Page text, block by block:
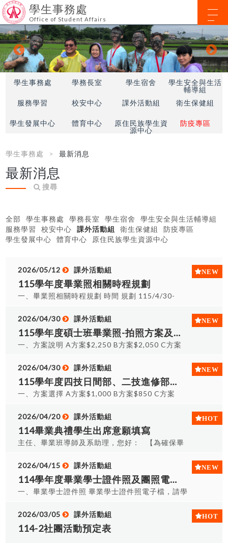
學生事務處
Office of Student Affairs
學生事務處 學務長室 學生宿舍
學生安全與生活
輔導組
服務學習
校安中心 課外活動組 衛生保健組
學生發展中心 體育中心
原住民族學生資
源中心
防疫專區
學生事務處 最新消息
最新消息
搜尋
全部 學生事務處 學務長室 學生宿舍
學生安全與生活輔導組
服務學習
校安中心 課外活動組 衛生保健組
防疫專區
學生發展中心
體育中心 原住民族學生資源中心
2026/05/12 課外活動組
115學年度畢業照相關時程規劃
一、畢業照相關時程規劃 時間 規劃 115/4/30-
115/5/29 假日收費時段: 115/5/16(六) 09:00-
16:00 115/5/17(日) 09:00-12:00 其餘假日時段 皆
無收取 費用收取（請各班先行代收費用，收齊後至
(碩)士個人照、團照拍攝（依實際調查增列拍攝時
程） 1.時間截止後將與廠商確認任服裝件數，若超
過時程填覆表單，無法及時與廠商加服裝件數，將
影響到該班級能否拍攝團照。 2.若費用無法於規定
聯繫課外活動組。 二、學(碩)士照相關費用-請參閱
課外活動組官網最新消息 學士照連結：
https://student.hust.edu.tw/act?
士照連結： https://student.hust.edu.tw/act?
type=detail&item=9&isEn=0&custom=24881
三、學士照方案調查請至Google試算表填寫，以利
後續規劃 1.碩士班：
https://docs.google.com/spreadsheets/d/
kI-HOeRZ7CAOMVxPB4--87pUWvFG4/edit?
usp=sharing 2.四技日間部：
2026/04/30 課外活動組
115學年度碩士班畢業照-拍照方案及費用說明
一、方案說明 A方案$2,250 B方案$2,050 C方案
人形象照 無 無 A方案$2,250畢業全餐$750+押金
$1,500：碩士服一套(租)、團體照、證件照、分組
小團照、個人形象照 B方案$2,050-單租碩士服
體照$50：碩士服一套(租)、團體照 C方案$1,900單
租碩士服$400+押金$1,500：碩士服一套(租) 二、
照片內容詳細說明 1、白底證件照：現場拍攝完即
挑片，拍三擇一精修，提供電子檔案及輸出精修後
及校內師長一起拍攝6張(正式照3張+生活照3張)，
提供電子檔案及洗出一張護貝紙本團體照。 3、分
組小團照(戶外)：僅提供電子檔案。 4、個人形象照
要依身高選擇尺寸) S號 160公分以下 肩寛相同 M號
170公分以下 L號 175公分以下 XL號 176公分以上
2L號 體重90公斤以上+180公分以下 ●各班級統計
2026/04/30 課外活動組
115學年度四技日間部、二技進修部、四技進修部畢業照-拍照方案及費用說明
一、方案選擇 A方案$1,000 B方案$850 C方案
形象照 無 無 A方案$1,000畢業全餐$500+押金
$500：學士服一套(租)、團體照、證件照、分組小
團照、個人形象照 B方案$850單租學士服$200+押
學士服一套(租)、團體照 C方案$700單租學士服
$200+押金$500：學士服一套(租) 二、照片內容詳
細說明 1、白底證件照：現場拍攝完即挑片，拍三
擇一精修，提供電子檔案及輸出精修後兩吋照片8
一起拍攝6張(正式照3張+生活照3張)，提供電子檔
案及洗出一張護貝紙本團體照。 3、分組小團照：
2026/04/20 課外活動組
114畢業典禮學生出席意願填寫
主任、畢業班導師及系助理，您好： 【為確保畢
調查表。本調查將作為座位編排之主要依據，未填
寫者將無法保留座位，敬請見諒。】 請各位師長再
次協助轉知，並於5月24日(日)前完成填報作業，以
典禮以及觀禮親友出席人數】 網
址:https://forms.gle/k5ydmZGDiUYqVTo78 若
有任何疑問或需協助之處，敬請洽詢課外組。 敬
2026/04/15 課外活動組
114學年度畢業學士證件照及團照電子檔資訊公告
一、畢業學士證件照 畢業學士證件照電子檔，請學
載檔案。 二、畢業班團照、小團照、生活照 各班畢
業團照、小團照及生活照電子檔，請各班點選班級
連結下載(如下表所示)。 1.四技日間數媒四甲 2.四
2026/03/05 課外活動組
114-2社團活動預定表